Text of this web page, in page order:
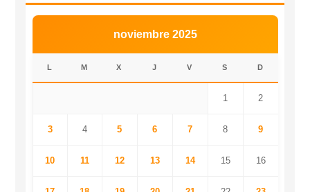
noviembre 2025
L M X J V S D
1 2
3 4 5 6 7 8 9
10 11 12 13 14 15 16